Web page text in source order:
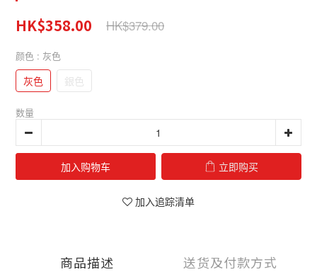
HK$358.00 HK$379.00
颜色 : 灰色
灰色 銀色
数量
加入购物车 立即购买
加入追踪清单
商品描述 送货及付款方式